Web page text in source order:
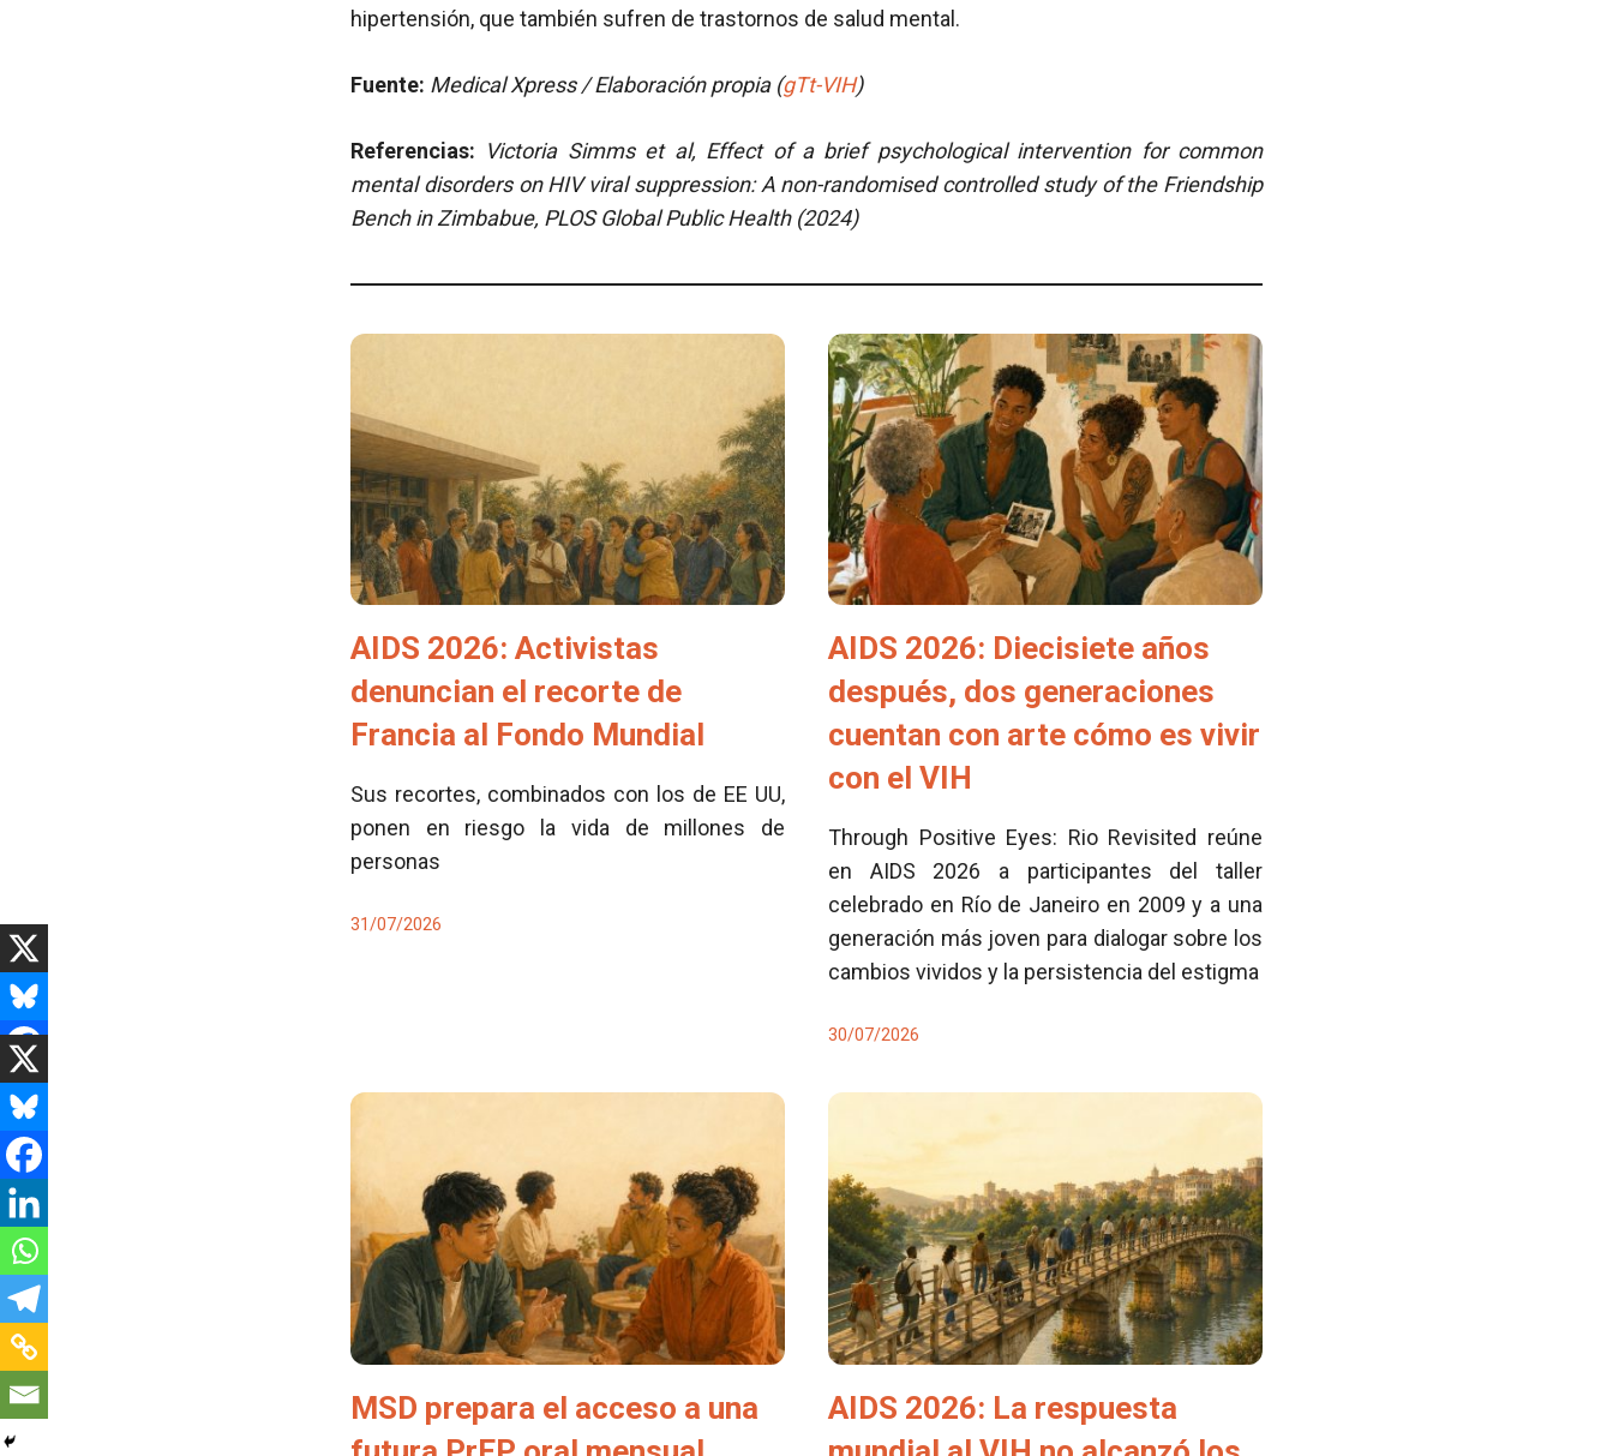
hipertensión, que también sufren de trastornos de salud mental.
Fuente: Medical Xpress / Elaboración propia (gTt-VIH)
Referencias: Victoria Simms et al, Effect of a brief psychological intervention for common
mental disorders on HIV viral suppression: A non-randomised controlled study of the Friendship
Bench in Zimbabue, PLOS Global Public Health (2024)
AIDS 2026: Activistas
denuncian el recorte de
Francia al Fondo Mundial
Sus recortes, combinados con los de EE UU,
ponen en riesgo la vida de millones de
personas
31/07/2026
AIDS 2026: Diecisiete años
después, dos generaciones
cuentan con arte cómo es vivir
con el VIH
Through Positive Eyes: Rio Revisited reúne
en AIDS 2026 a participantes del taller
celebrado en Río de Janeiro en 2009 y a una
generación más joven para dialogar sobre los
cambios vividos y la persistencia del estigma
30/07/2026
MSD prepara el acceso a una
AIDS 2026: La respuesta